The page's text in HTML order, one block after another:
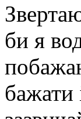
би я
бажати